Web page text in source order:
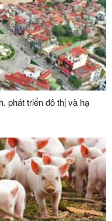
phát triển đô thị và hạ